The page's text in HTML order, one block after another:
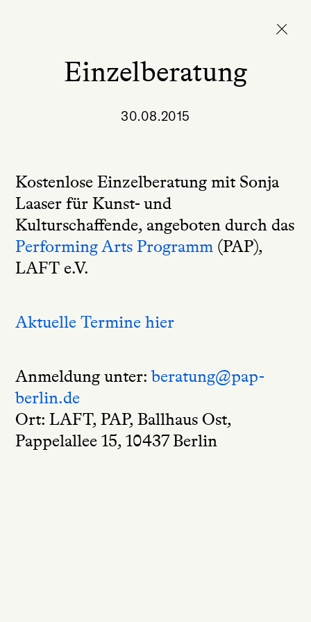
Einzelberatung
30.08.2015
Kostenlose Einzelberatung mit Sonja
Laaser für Kunst- und
Kulturschaffende, angeboten durch das
Performing Arts Programm (PAP),
LAFT e.V.
Aktuelle Termine hier
Anmeldung unter:beratung@pap-
berlin.de
Ort: LAFT, PAP, Ballhaus Ost,
Pappelallee 15, 10437 Berlin